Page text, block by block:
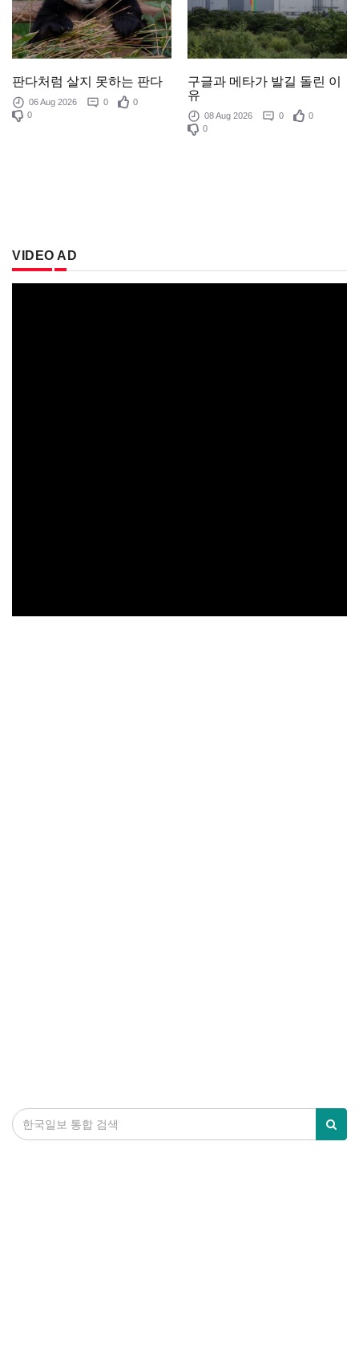
판다처럼 살지 못하는 판다
06 Aug 2026 0
0
0
구글과 메타가 발길 돌린 이
유
08 Aug 2026 0
0
0
VIDEO AD